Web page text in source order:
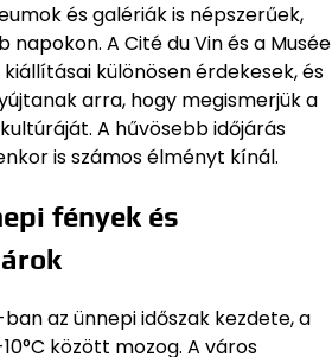
és galériák is népszerűek,
napokon. A Cité du Vin és a Musée
különösen érdekesek, és
arra, hogy megismerjük a
A hűvösebb időjárás
is számos élményt kínál.
fények és
az ünnepi időszak kezdete, a
között mozog. A város